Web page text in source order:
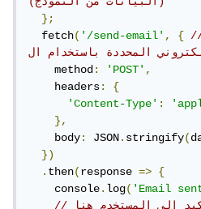
};
fetch('/send-email', {
إلى
method: 'POST',
headers:
{
'Content-Type':
},
body: JSON.stringify(
})
.then(response =>
{
console.log('Email
إلى المستخدم هنا